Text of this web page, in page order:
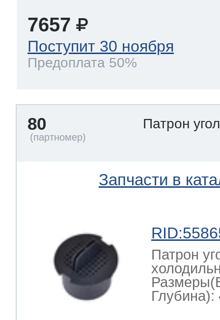
7657
Поступит 30 ноября
Предоплата 50%
80 Патрон
Запчасти в
Патрон
Глубина):